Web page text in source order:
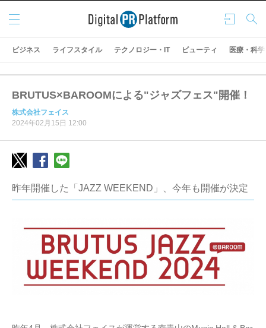
ログ
イン
検索
メニ
ュー
ビジネス ライフスタイル テクノロジー・IT ビューティ 医療・科学
BRUTUS×BAROOMによる"ジャズフェス"開催！
株式会社フェイス
2024年02月15日 12:00
昨年開催した「JAZZ WEEKEND」、今年も開催が決定